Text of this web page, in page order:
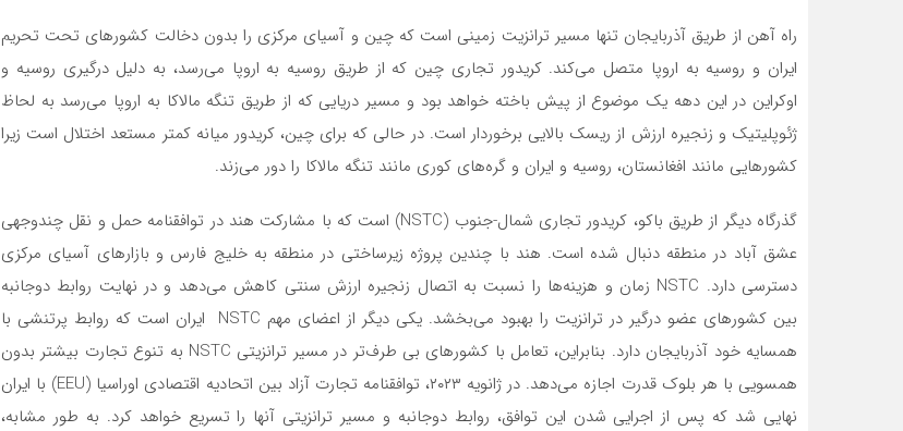
راه آهن از طریق آذربایجان تنها مسیر ترانزیت زمینی است که چین و آسیای مرکزی را بدون دخالت کشورهای تحت تحریم
ایران و روسیه به اروپا متصل می‌کند. کریدور تجاری چین که از طریق روسیه به اروپا می‌رسد، به دلیل درگیری روسیه و
اوکراین در این دهه یک موضوع از پیش باخته خواهد بود و مسیر دریایی که از طریق تنگه مالاکا به اروپا می‌رسد به لحاظ
ژئوپلیتیک و زنجیره ارزش از ریسک بالایی برخوردار است. در حالی که برای چین، کریدور میانه کمتر مستعد اختلال است زیرا
کشورهایی مانند افغانستان، روسیه و ایران و گره‌های کوری مانند تنگه مالاکا را دور می‌زند.
گذرگاه دیگر از طریق باکو، کریدور تجاری شمال-جنوب (NSTC) است که با مشارکت هند در توافقنامه حمل و نقل چندوجهی
عشق آباد در منطقه دنبال شده است. هند با چندین پروژه زیرساختی در منطقه به خلیج فارس و بازارهای آسیای مرکزی
دسترسی دارد. NSTC زمان و هزینه‌ها را نسبت به اتصال زنجیره ارزش سنتی کاهش می‌دهد و در نهایت روابط دوجانبه
بین کشورهای عضو درگیر در ترانزیت را بهبود می‌بخشد. یکی دیگر از اعضای مهم NSTC ایران است که روابط پرتنشی با
همسایه خود آذربایجان دارد. بنابراین، تعامل با کشورهای بی طرف‌تر در مسیر ترانزیتی NSTC به تنوع تجارت بیشتر بدون
همسویی با هر بلوک قدرت اجازه می‌دهد. در ژانویه ۲۰۲۳، توافقنامه تجارت آزاد بین اتحادیه اقتصادی اوراسیا (EEU) با ایران
نهایی شد که پس از اجرایی شدن این توافق، روابط دوجانبه و مسیر ترانزیتی آنها را تسریع خواهد کرد. به طور مشابه،